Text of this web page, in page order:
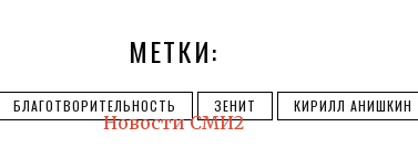
МЕТКИ:
БЛАГОТВОРИТЕЛЬНОСТЬ ЗЕНИТ КИРИЛЛ АНИШКИН
Новости СМИ2